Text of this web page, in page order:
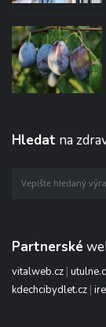
Hledat na
Partnerské
vitalweb.cz |
kdechcibydlet.cz |